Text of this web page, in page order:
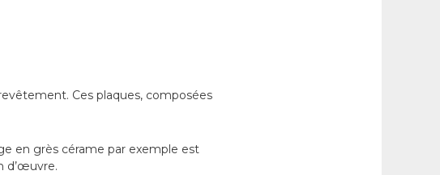
Ces plaques, composées
en grès cérame par exemple est
d’œuvre.